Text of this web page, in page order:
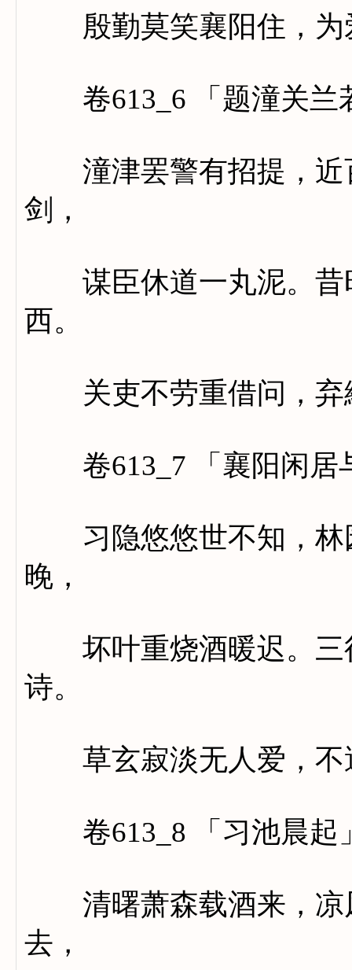
殷勤莫笑襄阳住，为
卷613_6 「题潼关兰
潼津罢警有招提，近
剑，
谋臣休道一丸泥。昔
西。
关吏不劳重借问，弃
卷613_7 「襄阳闲居
习隐悠悠世不知，林
晚，
坏叶重烧酒暖迟。三
诗。
草玄寂淡无人爱，不
卷613_8 「习池晨起
清曙萧森载酒来，凉
去，